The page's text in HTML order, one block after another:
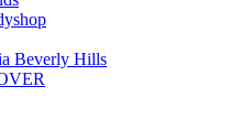
Beverly Hills